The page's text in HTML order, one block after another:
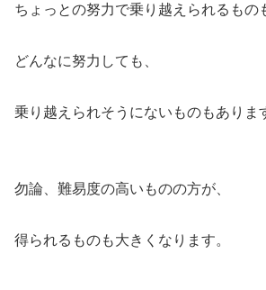
ちょっとの努力で乗り越えられるもの
どんなに努力しても、
乗り越えられそうにないものもありま
勿論、難易度の高いものの方が、
得られるものも大きくなります。